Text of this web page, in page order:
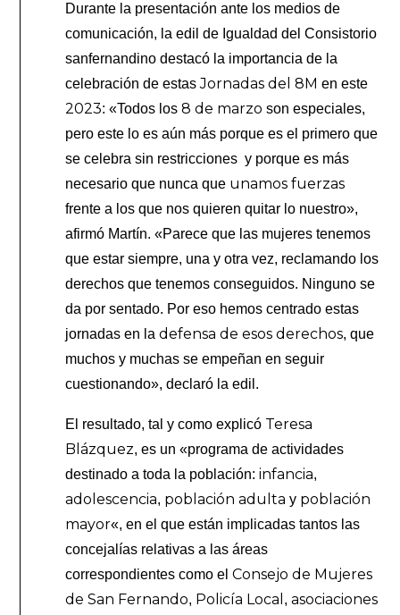
Durante la presentación ante los medios de
comunicación, la edil de Igualdad del Consistorio
sanfernandino destacó la importancia de la
celebración de estasJornadas del 8M en este
2023: «Todos los 8 de marzo son especiales,
pero este lo es aún más porque es el primero que
se celebra sin restricciones y porque es más
necesario que nunca que unamos fuerzas
frente a los que nos quieren quitar lo nuestro»,
afirmó Martín. «Parece que las mujeres tenemos
que estar siempre, una y otra vez, reclamando los
derechos que tenemos conseguidos. Ninguno se
da por sentado. Por eso hemos centrado estas
jornadas en ladefensa de esos derechos, que
muchos y muchas se empeñan en seguir
cuestionando», declaró la edil.
El resultado, tal y como explicó Teresa
Blázquez, es un «programa de actividades
destinado a toda la población:infancia,
adolescencia, población adulta y población
mayor«, en el que están implicadas tantos las
concejalías relativas a las áreas
correspondientes como el Consejo de Mujeres
de San Fernando, Policía Local ,asociaciones